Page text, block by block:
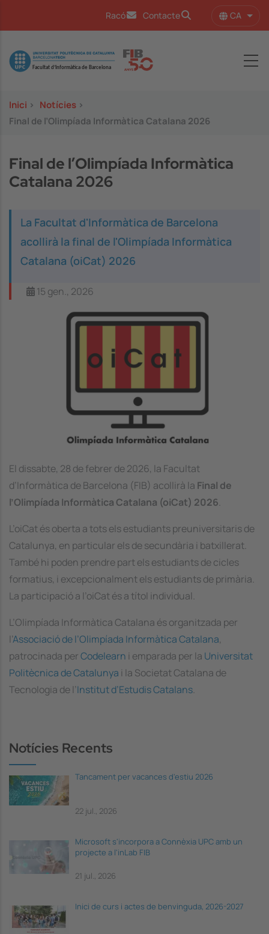
Racó Contacte CA
Image
Inici > Notícies >
Final de l’Olimpíada Informàtica Catalana 2026
Final de l’Olimpíada Informàtica
Catalana 2026
La Facultat d'Informàtica de Barcelona
acollirà la final de l'Olimpíada Informàtica
Catalana (oiCat) 2026
15 gen., 2026
El dissabte, 28 de febrer de 2026, la Facultat
d’Informàtica de Barcelona (FIB) acollirà la Final de
l’Olimpíada Informàtica Catalana (oiCat) 2026.
L’oiCat és oberta a tots els estudiants preuniversitaris de
Catalunya, en particular els de secundària i batxillerat.
També hi poden prendre part els estudiants de cicles
formatius, i excepcionalment els estudiants de primària.
La participació a l’oiCat és a títol individual.
L’Olimpíada Informàtica Catalana és organitzada per
l’Associació de l’Olimpíada Informàtica Catalana,
patrocinada perCodelearn i emparada per la Universitat
Politècnica de Catalunya i la Societat Catalana de
Tecnologia de l’Institut d’Estudis Catalans.
Notícies Recents
Tancament per vacances d'estiu 2026
22 jul., 2026
Microsoft s'incorpora a Connèxia UPC amb un
projecte a l'inLab FIB
21 jul., 2026
Inici de curs i actes de benvinguda, 2026-2027